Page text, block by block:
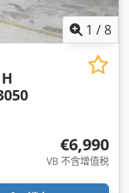
1 /8
€6,990
VB 不含增值税